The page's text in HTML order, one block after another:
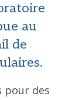
au
de
pour des